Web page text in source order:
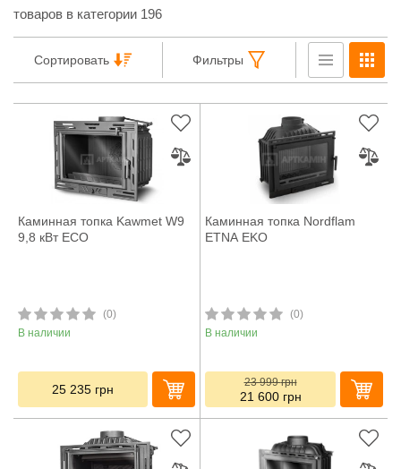
товаров в категории 196
Сортировать Фильтры
Каминная топка Kawmet W9
9,8 кВт ECO
(0)
В наличии
25 235 грн
Каминная топка Nordflam
ETNA EKO
(0)
В наличии
23 999грн
21 600 грн